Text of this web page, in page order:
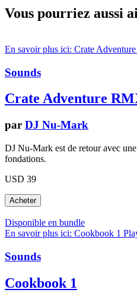
Vous pourriez aussi
En savoir plus ici: Crate
Sounds
Crate Adventure
par DJ Nu-Mark
DJ Nu-Mark est de retour avec
fondations.
USD 39
Disponible en bundle
En savoir plus ici: Cookbook 1
Sounds
Cookbook 1